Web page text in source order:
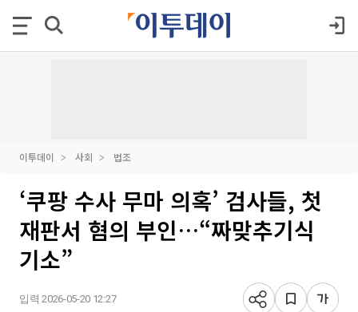
이투데이 사회 법조
‘쿠팡 수사 무마 의혹’ 검사들, 첫
재판서 혐의 부인…“짜맞추기식
기소”
입력 2026-05-20 12:27